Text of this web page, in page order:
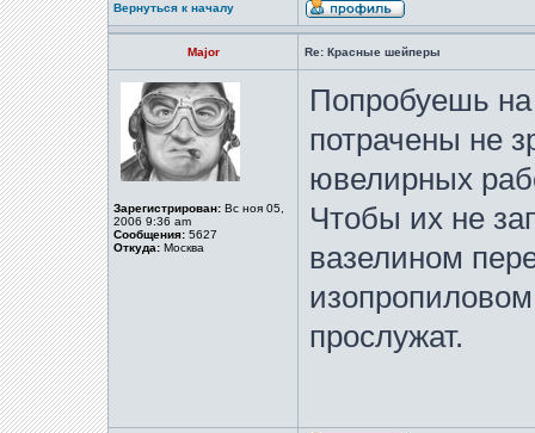
Вернуться к началу
Major Re: Красные шейперы
Зарегистрирован: Вс ноя 05,
2006 9:36 am
Сообщения: 5627
Откуда: Москва
Попробуешь
потрачены не
ювелирных
Чтобы их не
вазелином
прослужат.